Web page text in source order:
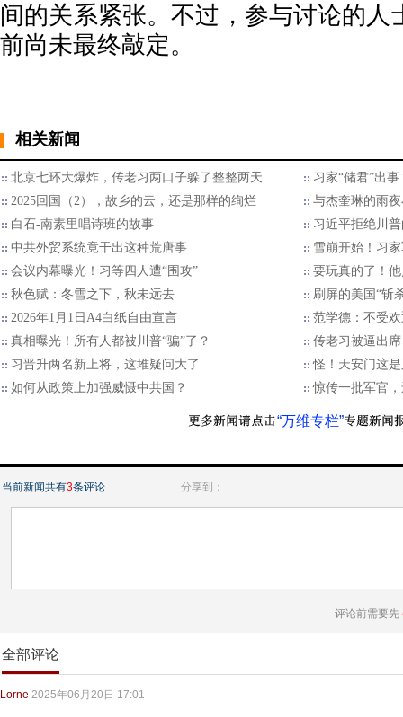
间的关系紧张。不过，参与讨论的人
前尚未最终敲定。
相关新闻
北京七环大爆炸，传老习两口子躲了整整两天
习家“储君”出
2025回国（2），故乡的云，还是那样的绚烂
与杰奎琳的雨
白石-南素里唱诗班的故事
习近平拒绝川普
中共外贸系统竟干出这种荒唐事
雪崩开始！习
会议内幕曝光！习等四人遭“围攻”
要玩真的了！
秋色赋：冬雪之下，秋未远去
刷屏的美国“斩
2026年1月1日A4白纸自由宣言
范学德：不受
真相曝光！所有人都被川普“骗”了？
传老习被逼出
习晋升两名新上将，这堆疑问大了
怪！天安门这
如何从政策上加强威慑中共国？
惊传一批军官
“万维专栏”
当前新闻共有3条评论 分享到：
评论前需要先
全部评论
Lorne 2025年06月20日 17:01